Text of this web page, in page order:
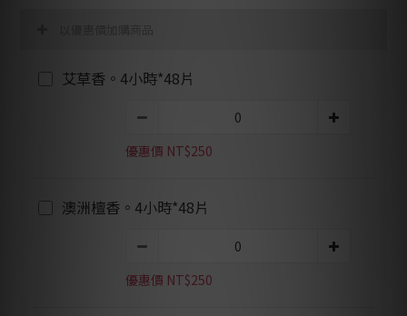
艾草香。4小時*48片
優惠價 NT$250
澳洲檀香。4小時*48片
優惠價 NT$250